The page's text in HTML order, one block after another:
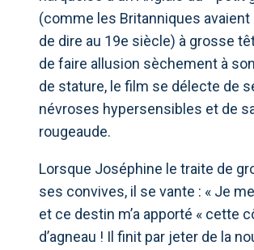
(comme les Britanniques avaient
de dire au 19e siècle) à grosse
de faire allusion sèchement à
de stature, le film se délecte de
névroses hypersensibles et de
rougeaude.
Lorsque Joséphine le traite de
ses convives, il se vante : « Je
et ce destin m’a apporté « cette
d’agneau ! Il finit par jeter de la